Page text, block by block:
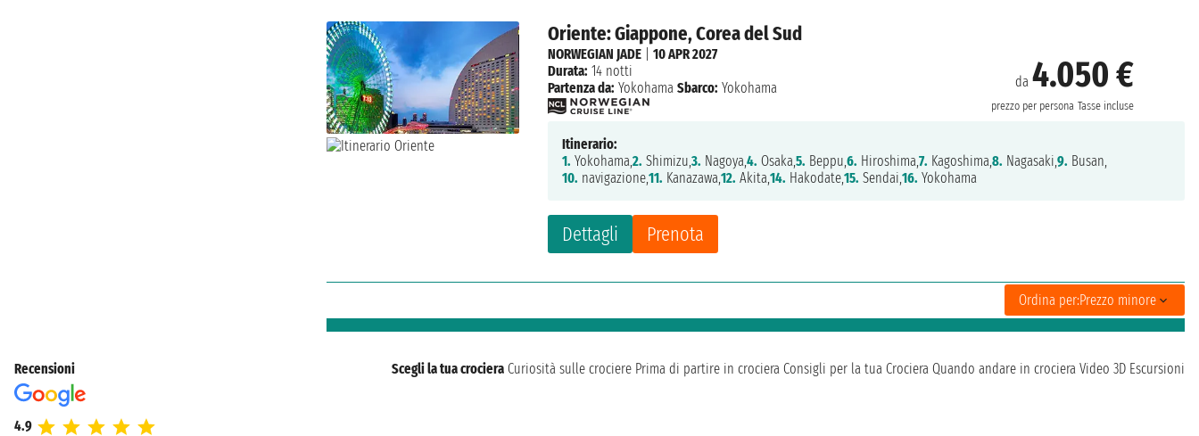
Oriente: Giappone, Corea del Sud
da4.050 €
prezzo per persona Tasse incluse
Dettagli Prenota
NORWEGIAN JADE |10 APR 2027
Durata: 14 notti
Partenza da: Yokohama Sbarco: Yokohama
Itinerario:
1. Yokohama,2. Shimizu,3. Nagoya,4. Osaka,5. Beppu,6. Hiroshima,7. Kagoshima,8. Nagasaki,9. Busan,
10. navigazione,11. Kanazawa,12. Akita,14. Hakodate,15. Sendai,16. Yokohama
Ordina per:Prezzo minore
Recensioni
4.9
Scegli la tua crociera Curiosità sulle crociere Prima di partire in crociera Consigli per la tua Crociera Quando andare in crociera Video 3D Escursioni